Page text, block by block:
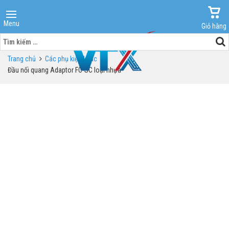
Menu
Giỏ hàng
Tìm
kiếm
cho:Trang chủ
Các phụ kiện khác
Đầu nối quang Adaptor FC-SC loại nhựa